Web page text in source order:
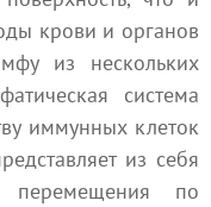
крови и органов
из нескольких
система
иммунных клеток
из себя
перемещения по